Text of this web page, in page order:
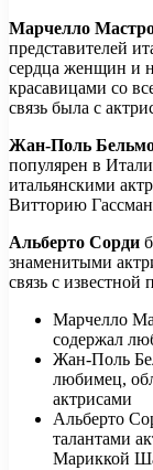
Марчелло
представителей
сердца женщин и
красавицами со
связь была с
Жан-Поль
популярен в
итальянскими
Витторию
Альберто Сорди
знаменитыми
связь с
Марчелло
содержал
Жан-Поль
любимец,
актрисами
Альберто
талантами
Мариккой